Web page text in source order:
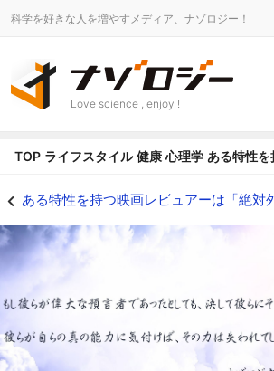
科学を好きな人を増やすメディア、ナゾロジー！
Love science , enjoy !
TOP ライフスタイル 健康 心理学 ある特性
ある特性を持つ映画レビュアーは「絶対